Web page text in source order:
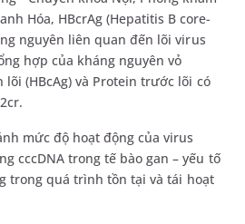
Hóa, HBcrAg (Hepatitis B core-
nguyên liên quan đến lõi virus
hợp của kháng nguyên vỏ
lõi (HBcAg) và Protein trước lõi có
mức độ hoạt động của virus
cccDNA trong tế bào gan – yếu tố
trong quá trình tồn tại và tái hoạt